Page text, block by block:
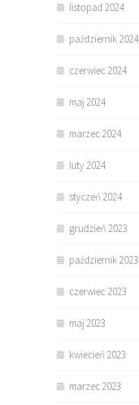
listopad 2024
październik 2024
czerwiec 2024
maj 2024
marzec 2024
luty 2024
styczeń 2024
grudzień 2023
październik 2023
czerwiec 2023
maj 2023
kwiecień 2023
marzec 2023